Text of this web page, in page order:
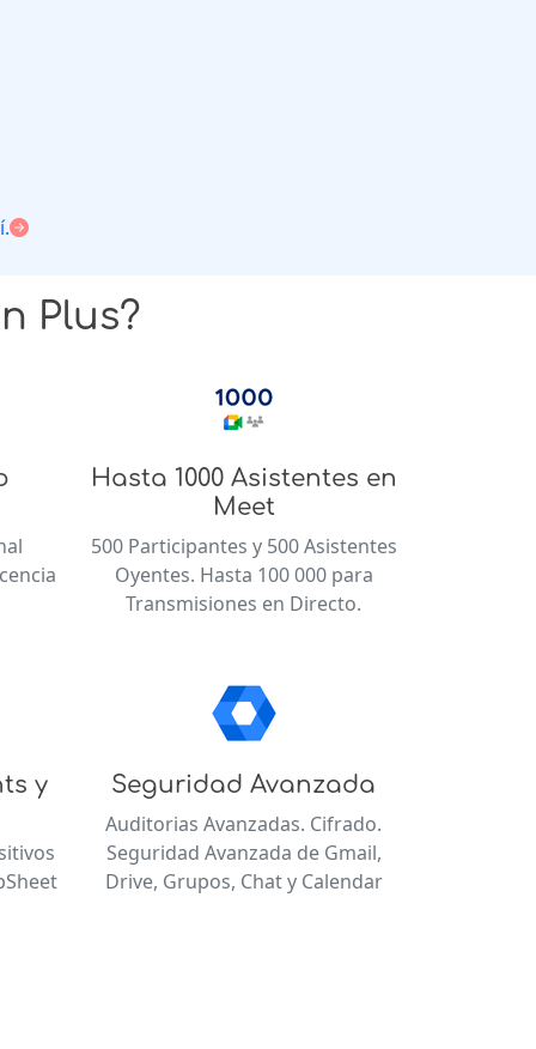
Plus?
Hasta 1000 Asistentes en
Meet
500 Participantes y 500 Asistentes
Oyentes. Hasta 100 000 para
Transmisiones en Directo.
y Seguridad Avanzada
Auditorias Avanzadas. Cifrado.
Seguridad Avanzada de Gmail,
Drive, Grupos, Chat y Calendar